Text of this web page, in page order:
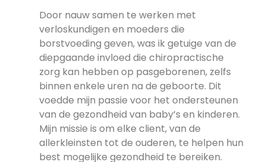
Door nauw samen te werken met
verloskundigen en moeders die
borstvoeding geven, was ik getuige van de
diepgaande invloed die chiropractische
zorg kan hebben op pasgeborenen, zelfs
binnen enkele uren na de geboorte. Dit
voedde mijn passie voor het ondersteunen
van de gezondheid van baby’s en kinderen.
Mijn missie is om elke client, van de
allerkleinsten tot de ouderen, te helpen hun
best mogelijke gezondheid te bereiken.